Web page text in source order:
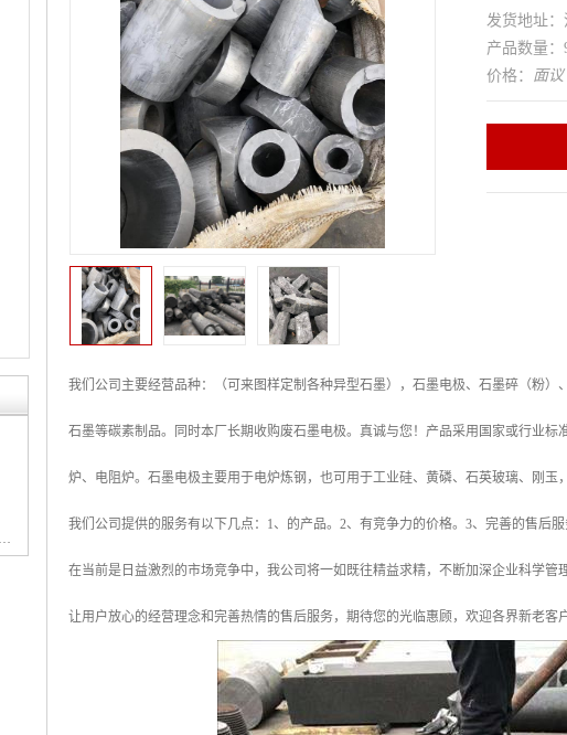
发货地址
产品数量：
价格： 面议
我们公司主要经营品种：（可来图样定制各种异型石墨），石墨电极、石墨碎（粉
石墨等碳素制品。同时本厂长期收购废石墨电极。真诚与您！产品采用国家或行业
炉、电阻炉。石墨电极主要用于电炉炼钢，也可用于工业硅、黄磷、石英玻璃、刚玉
我们公司提供的服务有以下几点：1、的产品。2、有竞争力的价格。3、完善的售后服
在当前是日益激烈的市场竞争中，我公司将一如既往精益求精，不断加深企业科学
让用户放心的经营理念和完善热情的售后服务，期待您的光临惠顾，欢迎各界新老客